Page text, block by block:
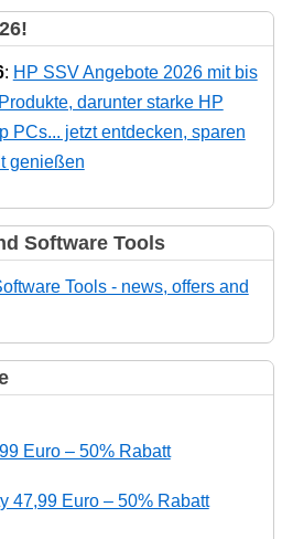
: HP SSV Angebote 2026 mit bis
darunter starke HP
PCs... jetzt entdecken, sparen
genießen
Software Tools
Tools - news, offers and
Euro – 50% Rabatt
47,99 Euro – 50% Rabatt